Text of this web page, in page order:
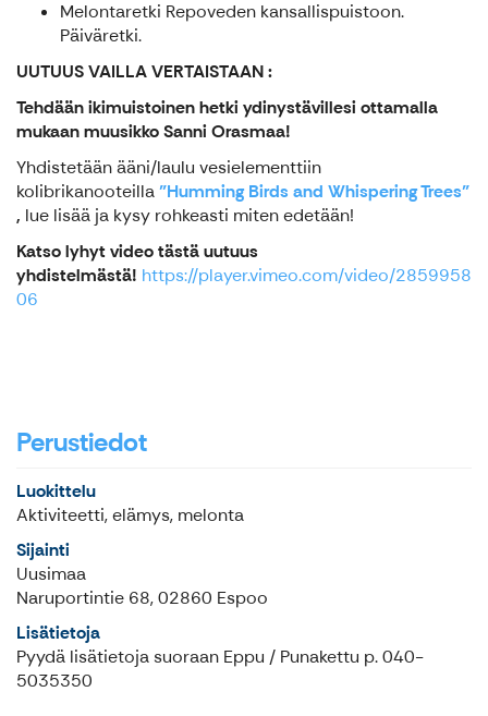
Melontaretki Repoveden kansallispuistoon.
Päiväretki.
UUTUUS VAILLA VERTAISTAAN :
Tehdään ikimuistoinen hetki ydinystävillesi ottamalla
mukaan muusikko Sanni Orasmaa!
Yhdistetään ääni/laulu vesielementtiin
kolibrikanooteilla"Humming Birds and Whispering Trees"
, lue lisää ja kysy rohkeasti miten edetään!
Katso lyhyt video tästä uutuus
yhdistelmästä! https://player.vimeo.com/video/2859958
06
Perustiedot
Luokittelu
Aktiviteetti, elämys, melonta
Sijainti
Uusimaa
Naruportintie 68, 02860 Espoo
Lisätietoja
Pyydä lisätietoja suoraan Eppu / Punakettu p. 040-
5035350